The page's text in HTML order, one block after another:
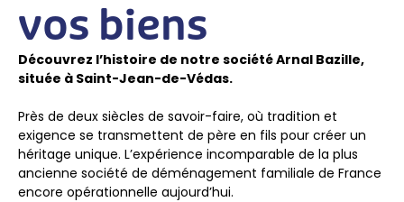
vos biens
Découvrez l’histoire de notre société Arnal Bazille,
située à Saint-Jean-de-Védas.
Près de deux siècles de savoir-faire, où tradition et
exigence se transmettent de père en fils pour créer un
héritage unique. L’expérience incomparable de la plus
ancienne société de déménagement familiale de France
encore opérationnelle aujourd’hui.